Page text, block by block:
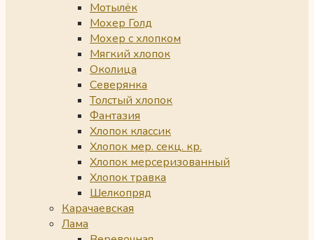
Мотылёк
Мохер Голд
Мохер с хлопком
Мягкий хлопок
Околица
Северянка
Толстый хлопок
Фантазия
Хлопок классик
Хлопок мер. секц. кр.
Хлопок мерсеризованный
Хлопок травка
Шелкопряд
Карачаевская
Лама